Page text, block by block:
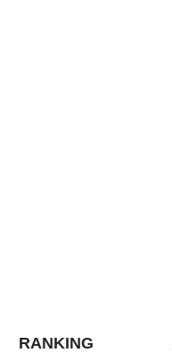
RANKING